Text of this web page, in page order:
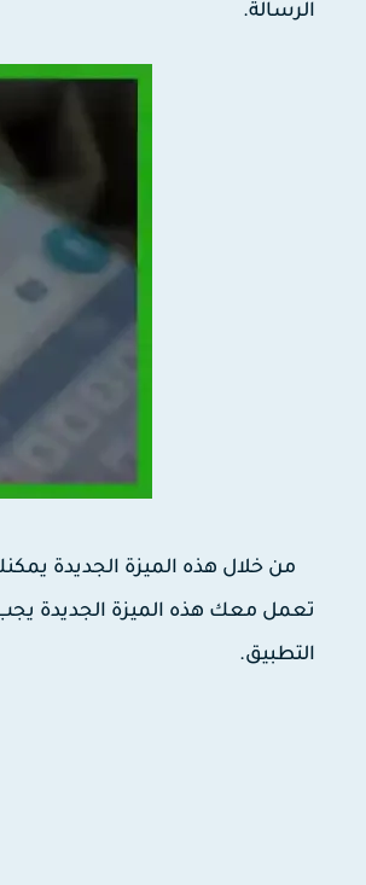
الرسالة.
من خلال هذه الميزة الجديدة
تعمل معك هذه الميزة الجديدة
التطبيق.